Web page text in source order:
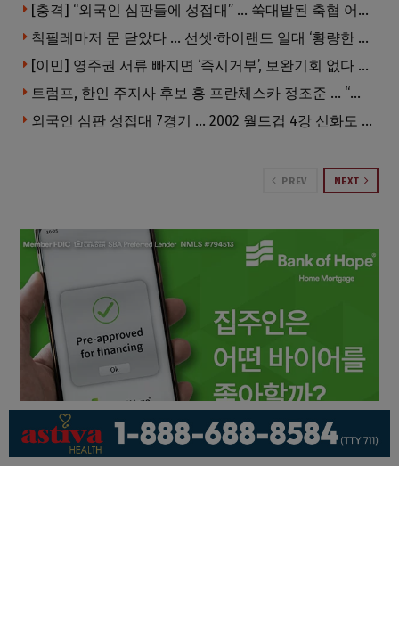
[충격] “외국인 심판들에 성접대” … 쑥대밭된 축협 어디까지 추락하나
칙필레마저 문 닫았다 … 선셋·하이랜드 일대 ‘황량한 거리’로
[이민] 영주권 서류 빠지면 ‘즉시거부’, 보완기회 없다 … 이민심사 8월부터 확 바뀐다
트럼프, 한인 주지사 후보 홍 프란체스카 정조준 … “미치광이다”
외국인 심판 성접대 7경기 … 2002 월드컵 4강 신화도 흔들
PREV NEXT